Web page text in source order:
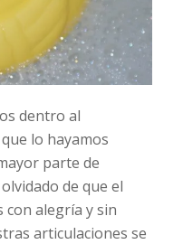
dentro al
lo hayamos
parte de
de que el
con alegría y sin
articulaciones se